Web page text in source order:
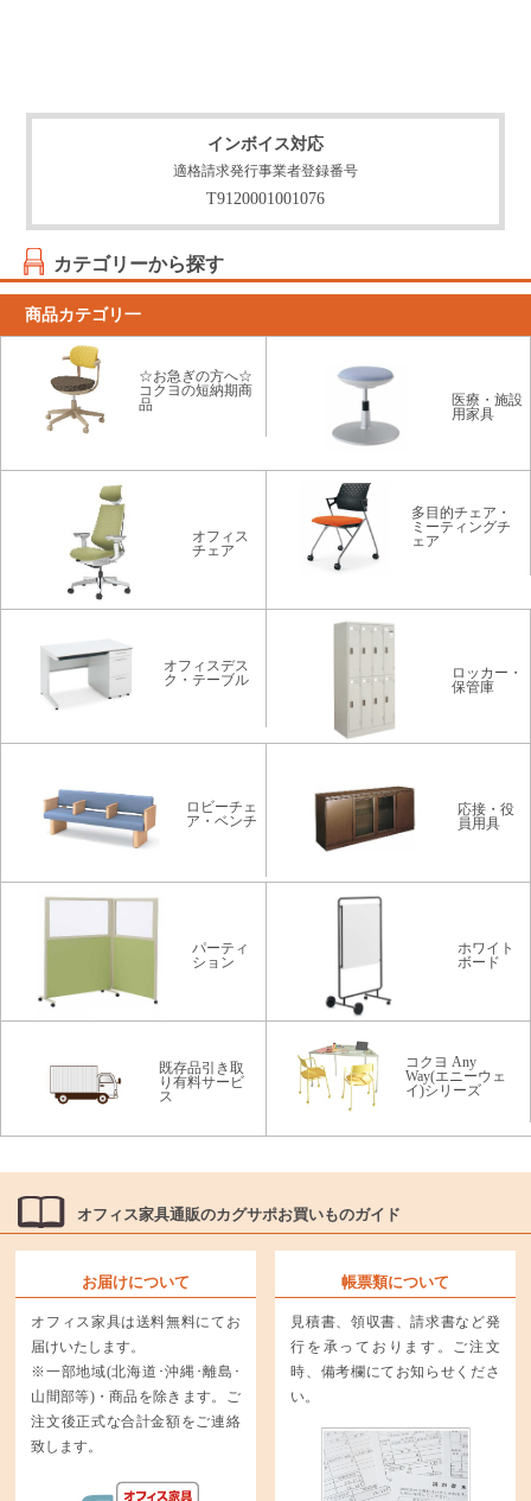
インボイス対応
適格請求発行事業者登録番号
T9120001001076
カテゴリーから探す
商品カテゴリ一
☆お急ぎの方へ☆
コクヨの短納期商
品
医療・施設
用家具
オフィス
チェア
多目的チェア・
ミーティングチ
ェア
オフィスデス
ク・テーブル
ロッカー・
保管庫
ロビーチェ
ア・ベンチ
応接・役
員用具
パーティ
ション
ホワイト
ボード
既存品引き取
り有料サービ
ス
コクヨ Any
Way(エニーウェ
イ)シリーズ
オフィス家具通販のカグサポお買いものガイド
お届けについて
オフィス家具は送料無料にてお
届けいたします。
※一部地域(北海道･沖縄･離島･
山間部等)・商品を除きます。ご
注文後正式な合計金額をご連絡
致します。
帳票類について
見積書、領収書、請求書など発
行を承っております。ご注文
時、備考欄にてお知らせくださ
い。